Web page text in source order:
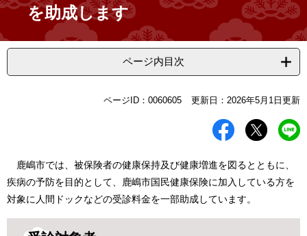
を助成します
ページ内目次
ページID：0060605 更新日：2026年5月1日更新
鹿嶋市では、被保険者の健康保持及び健康増進を図るとともに、
疾病の予防を目的として、鹿嶋市国民健康保険に加入している方を
対象に人間ドックなどの受診料金を一部助成しています。